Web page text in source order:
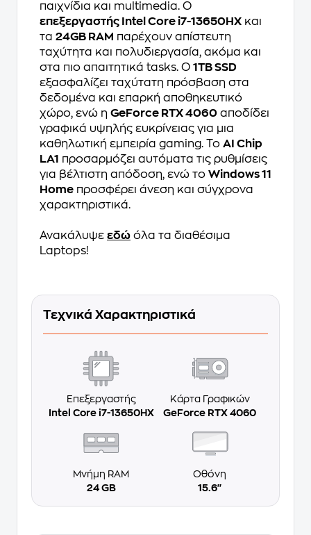
παιχνίδια και multimedia. Ο
επεξεργαστής Intel Core i7-13650HX και
τα 24GB RAM παρέχουν απίστευτη
ταχύτητα και πολυδιεργασία, ακόμα και
στα πιο απαιτητικά tasks. Ο 1TB SSD
εξασφαλίζει ταχύτατη πρόσβαση στα
δεδομένα και επαρκή αποθηκευτικό
χώρο, ενώ η GeForce RTX 4060 αποδίδει
γραφικά υψηλής ευκρίνειας για μια
καθηλωτική εμπειρία gaming. Το AI Chip
LA1 προσαρμόζει αυτόματα τις ρυθμίσεις
για βέλτιστη απόδοση, ενώ το Windows 11
Home προσφέρει άνεση και σύγχρονα
χαρακτηριστικά.
Ανακάλυψε εδώ όλα τα διαθέσιμα
Laptops!
Τεχνικά Χαρακτηριστικά
Επεξεργαστής
Intel Core i7-13650HX
Κάρτα Γραφικών
GeForce RTX 4060
Μνήμη RAM
24 GB
Οθόνη
15.6''